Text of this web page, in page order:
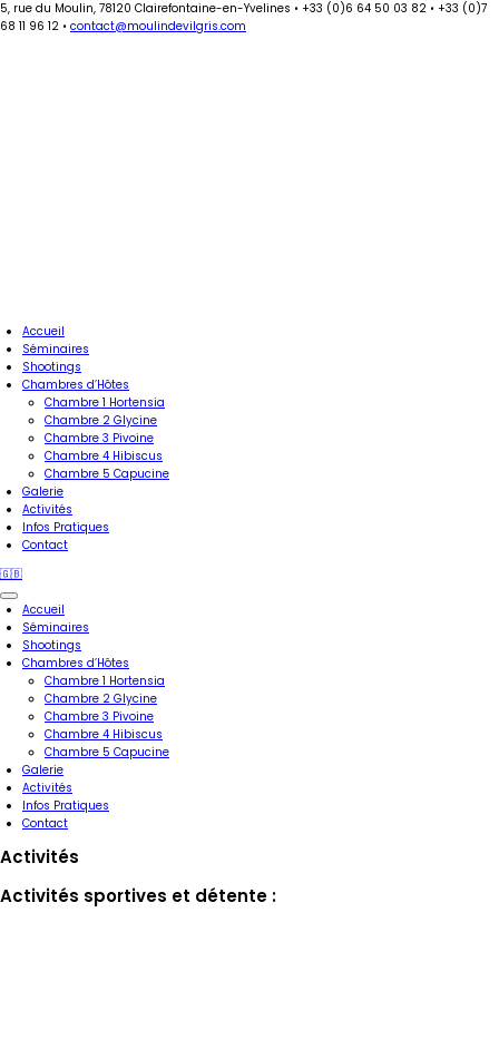
5, rue du Moulin, 78120 Clairefontaine-en-Yvelines • +33 (0)6 64 50 03 82 • +33 (0)7
68 11 96 12 • contact@moulindevilgris.com
Accueil
Séminaires
Shootings
Chambres d’Hôtes
Chambre 1 Hortensia
Chambre 2 Glycine
Chambre 3 Pivoine
Chambre 4 Hibiscus
Chambre 5 Capucine
Galerie
Activités
Infos Pratiques
Contact
🇬🇧
Accueil
Séminaires
Shootings
Chambres d’Hôtes
Chambre 1 Hortensia
Chambre 2 Glycine
Chambre 3 Pivoine
Chambre 4 Hibiscus
Chambre 5 Capucine
Galerie
Activités
Infos Pratiques
Contact
Activités
Activités sportives et détente :